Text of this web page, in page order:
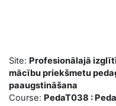
Site: Profesionālajā
mācību priekšmetu
paaugstināšana
Course: PedaT038 :